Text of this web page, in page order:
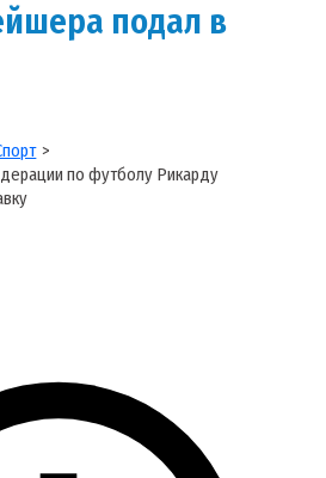
подал в
по футболу Рикарду